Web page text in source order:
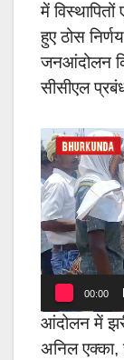
में
हुए ठोस
जनआंदोलन
सीसीएल
Video
Player
00:00
आंदोलन में
अनिल एक्का,